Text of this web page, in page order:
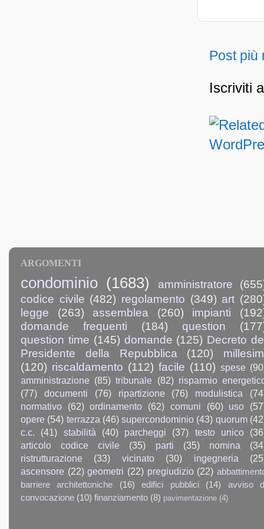
Post più
Iscriviti
ARGOMENTI
condominio (1683) amministratore
codice civile (482) regolamento (349) art
legge
(263) assemblea (260) impianti
domande frequenti
(184) question
question time (145) domande (125) Decreto
Presidente della Repubblica
(120)
(120) riscaldamento (112) facile (110) spese
amministrazione (85) tribunale (82) risparmio
(77)
documenti (76) ripartizione (76) modulistica
normativo
(62) ordinamento (62) comuni (60) uso
opere (54) terrazza (46) supercondominio (43) quorum
c.c.
(41) stabilità (40) parcheggi (37) testo unico
articolo codice civile
(35) parti (35) nomina
ristrutturazione
(33) vicinato (30) ingegneria
ascensore (22) geometri (22) pregiudizio (22)
barriere architettoniche
(16) edifici pubblici (14)
avviso
convocazione (10) finanziamento (8) pavimentazione (4)